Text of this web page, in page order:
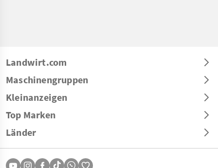
Landwirt.com
Maschinengruppen
Kleinanzeigen
Top Marken
Länder